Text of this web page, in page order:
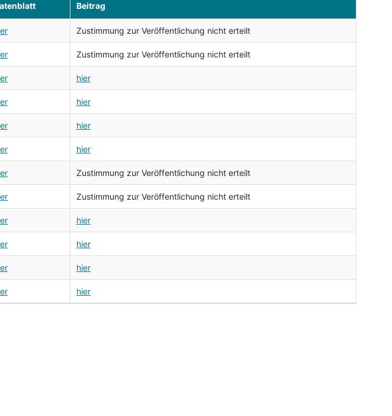
Beitrag
Zustimmung zur Veröffentlichung nicht erteilt
Zustimmung zur Veröffentlichung nicht erteilt
hier
hier
hier
hier
Zustimmung zur Veröffentlichung nicht erteilt
Zustimmung zur Veröffentlichung nicht erteilt
hier
hier
hier
hier